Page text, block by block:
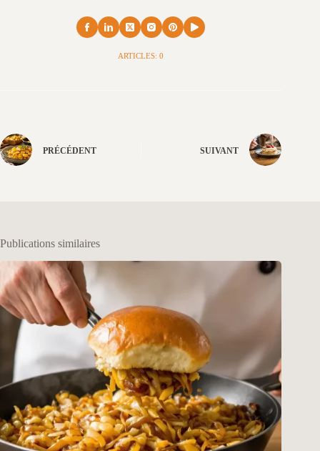
ARTICLES: 0
PRÉCÉDENT SUIVANT
Publications similaires